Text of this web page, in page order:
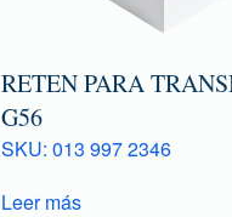
RETEN PARA
G56
SKU: 013 997 2346
Leer más